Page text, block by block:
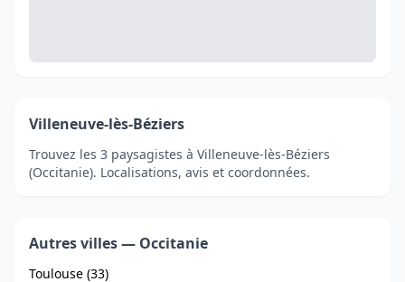
Villeneuve-lès-Béziers
Trouvez les 3 paysagistes à Villeneuve-lès-Béziers
(Occitanie). Localisations, avis et coordonnées.
Autres villes — Occitanie
Toulouse (33)